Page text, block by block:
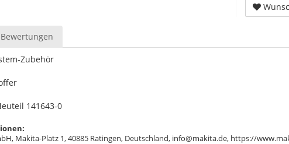
Bewertungen
Zubehör
141643-0
Makita-Platz 1, 40885 Ratingen, Deutschland, info@makita.de, https://